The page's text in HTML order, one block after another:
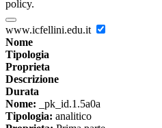
policy.
www.icfellini.edu.it
Nome
Tipologia
Proprieta
Descrizione
Durata
Nome: _pk_id.1.5a0a
Tipologia: analitico